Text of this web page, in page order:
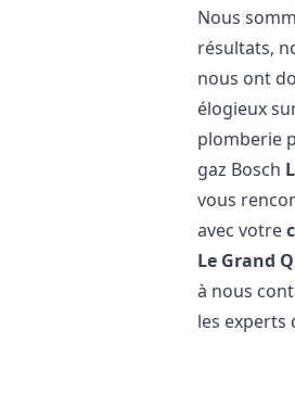
Nous
résultats,
nous ont
élogieux
plomberie
gaz Bosch
vous
avec votre
Le Grand
à nous
les experts